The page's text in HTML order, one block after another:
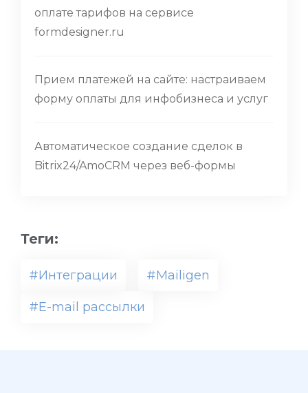
оплате тарифов на сервисе
formdesigner.ru
Прием платежей на сайте: настраиваем
форму оплаты для инфобизнеса и услуг
Автоматическое создание сделок в
Bitrix24/AmoCRM через веб-формы
Теги:
#Интеграции #Mailigen
#E-mail рассылки